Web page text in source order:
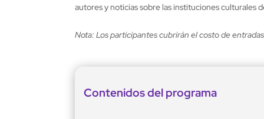
autores y noticias sobre las instituciones culturales
Nota: Los participantes cubrirán el costo de
Contenidos del programa